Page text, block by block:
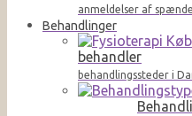
anmeldelser af
Behandlinger
behandler
behandlingssteder i